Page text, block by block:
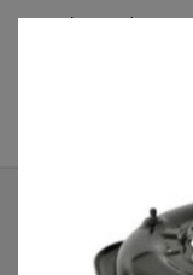
Plateau de coupe